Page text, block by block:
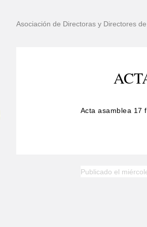
Asociación de Directoras y Directores
Acta asamblea 17
Publicado el